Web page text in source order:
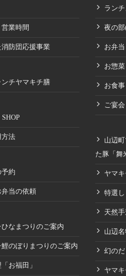
業時間
防団応援事業
チヤマキチ膳
法
予約
当の依頼
ひなまつりのご案内
鯉のぼりまつりのご案内
お福田」
ラン
夜の
お弁当
お惣菜
お食事
ご宴会
山辺
た豚「舞
ヤマ
特選
天然
山辺名
幻の
ヤマ